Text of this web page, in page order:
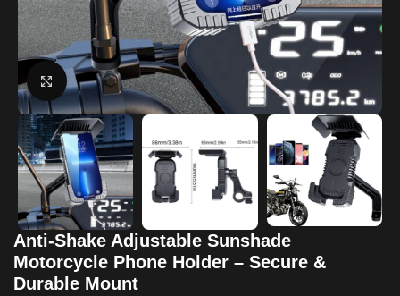
Click to enlarge
Anti-Shake Adjustable Sunshade
Motorcycle Phone Holder – Secure &
Durable Mount